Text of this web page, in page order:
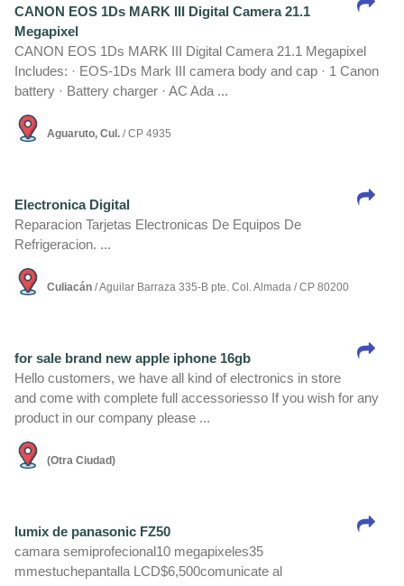
CANON EOS 1Ds MARK III Digital Camera 21.1
Megapixel
CANON EOS 1Ds MARK III Digital Camera 21.1 Megapixel
Includes: · EOS-1Ds Mark III camera body and cap · 1 Canon
battery · Battery charger · AC Ada ...
Aguaruto, Cul. / CP 4935
Electronica Digital
Reparacion Tarjetas Electronicas De Equipos De
Refrigeracion. ...
Culiacán / Aguilar Barraza 335-B pte. Col. Almada / CP 80200
for sale brand new apple iphone 16gb
Hello customers, we have all kind of electronics in store
and come with complete full accessoriesso If you wish for any
product in our company please ...
(Otra Ciudad)
lumix de panasonic FZ50
camara semiprofecional10 megapixeles35
mmestuchepantalla LCD$6,500comunicate al